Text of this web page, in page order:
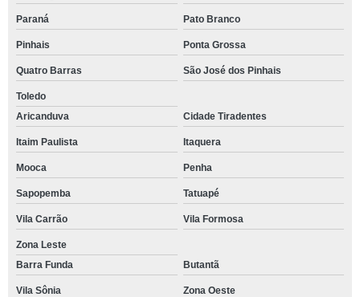
Paraná Pato Branco
Pinhais Ponta Grossa
Quatro Barras São José dos Pinhais
Toledo
Aricanduva
Cidade Tiradentes
Itaim Paulista Itaquera
Mooca Penha
Sapopemba Tatuapé
Vila Carrão Vila Formosa
Zona Leste
Barra Funda
Butantã
Vila Sônia
Zona Oeste